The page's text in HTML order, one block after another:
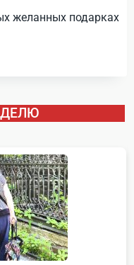
желанных подарках